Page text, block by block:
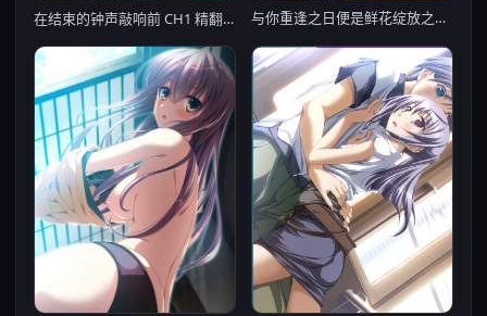
在结束的钟声敲响前 CH1 精翻汉化版★全CV【PC0818】 与你重逢之日便是鲜花绽放之时 汉化硬盘【PC0901】